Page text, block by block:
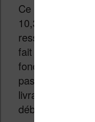
Ce nouveau
10,3 pouces en
ressenti
fait la
fonctionnalités
pas pour la
livraisons aux
début juin, à